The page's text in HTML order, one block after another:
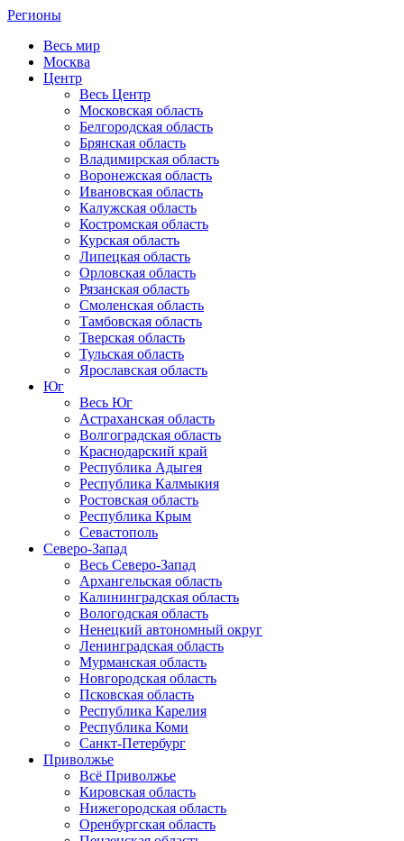
Регионы
Весь мир
Москва
Центр
Весь Центр
Московская область
Белгородская область
Брянская область
Владимирская область
Воронежская область
Ивановская область
Калужская область
Костромская область
Курская область
Липецкая область
Орловская область
Рязанская область
Смоленская область
Тамбовская область
Тверская область
Тульская область
Ярославская область
Юг
Весь Юг
Астраханская область
Волгоградская область
Краснодарский край
Республика Адыгея
Республика Калмыкия
Ростовская область
Республика Крым
Севастополь
Северо-Запад
Весь Северо-Запад
Архангельская область
Калининградская область
Вологодская область
Ненецкий автономный округ
Ленинградская область
Мурманская область
Новгородская область
Псковская область
Республика Карелия
Республика Коми
Санкт-Петербург
Приволжье
Всё Приволжье
Кировская область
Нижегородская область
Оренбургская область